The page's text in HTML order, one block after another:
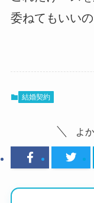
委ねてもいい
結婚契約
よ